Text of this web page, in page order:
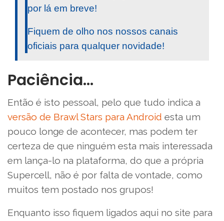
por lá em breve!
Fiquem de olho nos nossos canais
oficiais para qualquer novidade!
Paciência…
Então é isto pessoal, pelo que tudo indica a
versão de Brawl Stars para Android esta um
pouco longe de acontecer, mas podem ter
certeza de que ninguém esta mais interessada
em lança-lo na plataforma, do que a própria
Supercell, não é por falta de vontade, como
muitos tem postado nos grupos!
Enquanto isso fiquem ligados aqui no site para